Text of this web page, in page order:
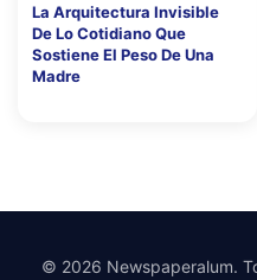
La Arquitectura Invisible
De Lo Cotidiano Que
Sostiene El Peso De Una
Madre
© 2026 Newspaperalum.